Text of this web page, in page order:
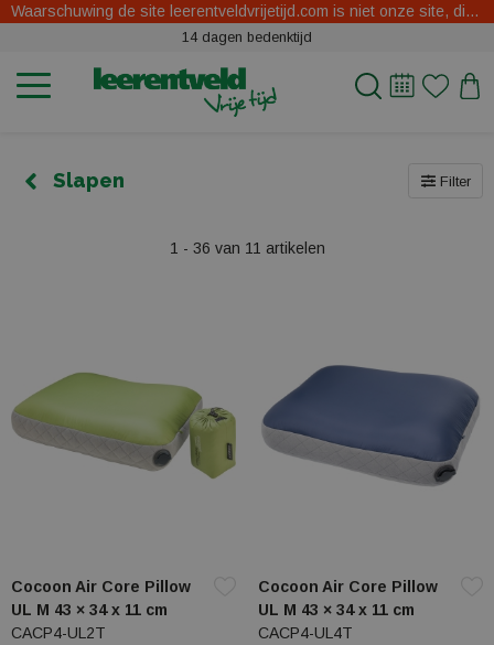
Waarschuwing de site leerentveldvrijetijd.com is niet onze site, dit zijn oplichters.
14 dagen bedenktijd
Slapen Filter
1 - 36 van 11 artikelen
Cocoon Air Core Pillow
UL M 43 × 34 x 11 cm
CACP4-UL2T
Cocoon Air Core Pillow
UL M 43 × 34 x 11 cm
CACP4-UL4T